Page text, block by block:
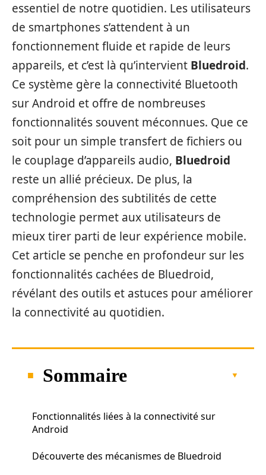
essentiel de notre quotidien. Les utilisateurs
de smartphones s’attendent à un
fonctionnement fluide et rapide de leurs
appareils, et c’est là qu’intervient Bluedroid.
Ce système gère la connectivité Bluetooth
sur Android et offre de nombreuses
fonctionnalités souvent méconnues. Que ce
soit pour un simple transfert de fichiers ou
le couplage d’appareils audio, Bluedroid
reste un allié précieux. De plus, la
compréhension des subtilités de cette
technologie permet aux utilisateurs de
mieux tirer parti de leur expérience mobile.
Cet article se penche en profondeur sur les
fonctionnalités cachées de Bluedroid,
révélant des outils et astuces pour améliorer
la connectivité au quotidien.
Sommaire
Fonctionnalités liées à la connectivité sur
Android
Découverte des mécanismes de Bluedroid